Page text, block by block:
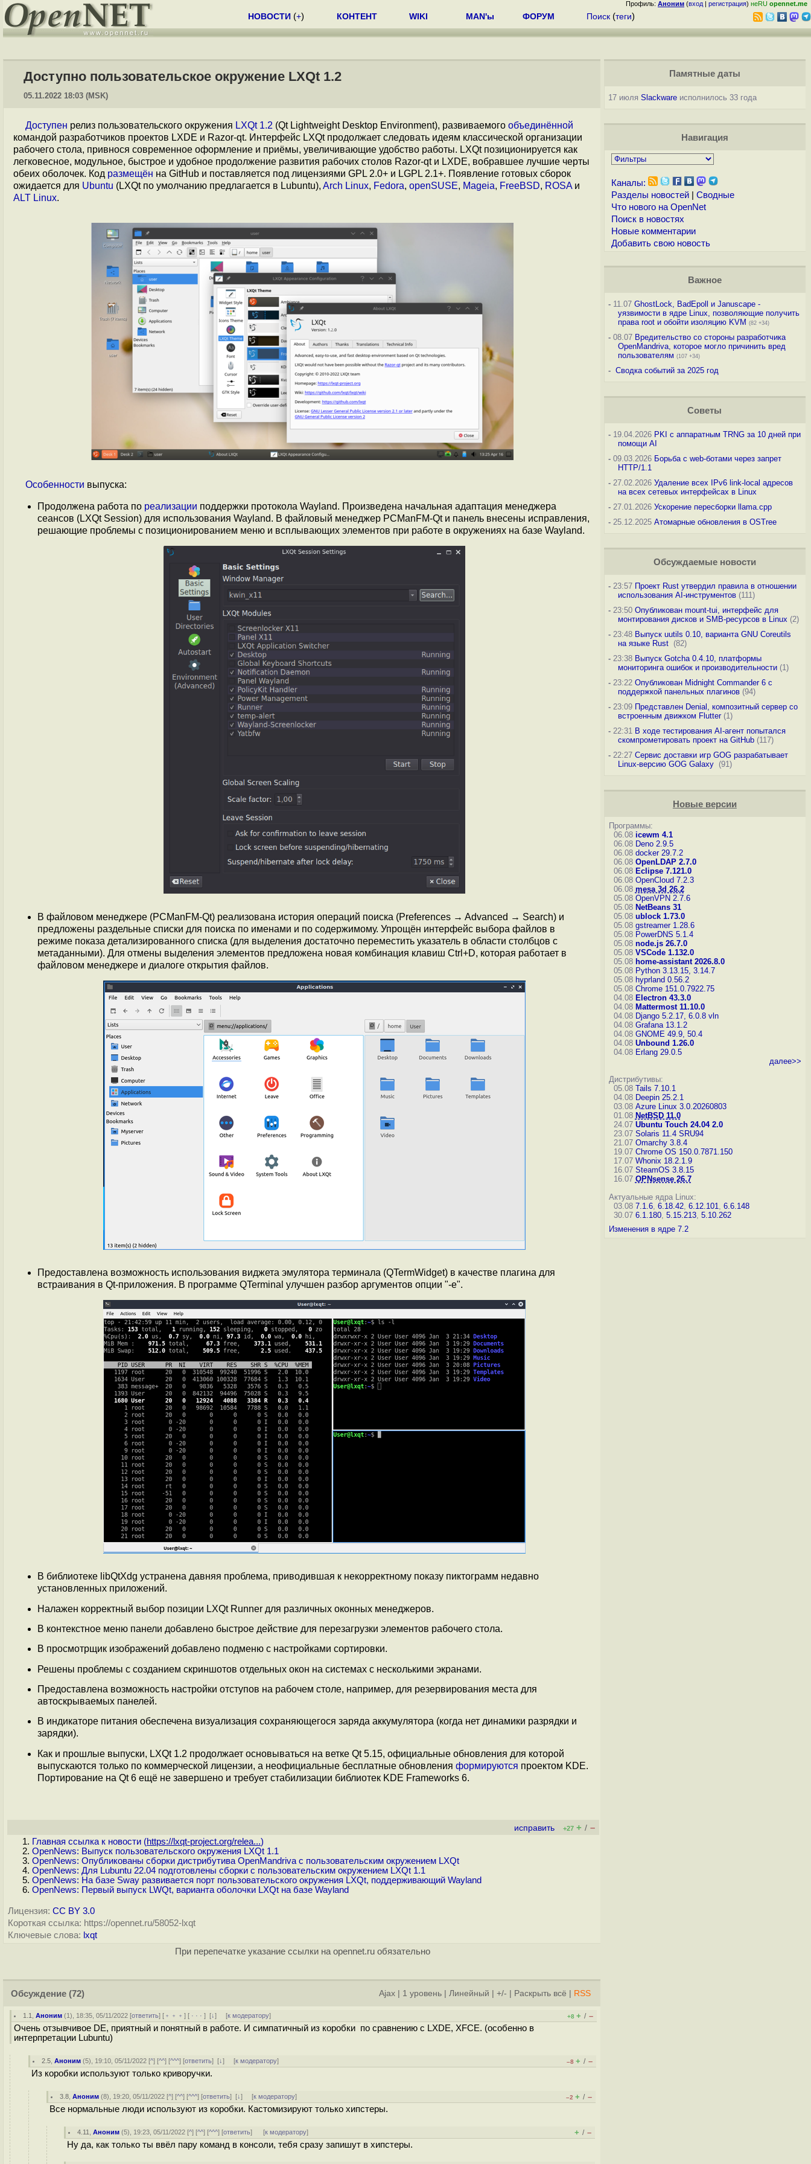
Профиль: Аноним (вход | регистрация) неRU opennet.me
НОВОСТИ (+) КОНТЕНТ WIKI MAN'ы ФОРУМ Поиск (теги)
Доступно пользовательское окружение LXQt 1.2
05.11.2022 18:03 (MSK)
Доступен релиз пользовательского окружения LXQt 1.2 (Qt Lightweight Desktop Environment), развиваемого объединённой
командой разработчиков проектов LXDE и Razor-qt. Интерфейс LXQt продолжает следовать идеям классической организации
рабочего стола, привнося современное оформление и приёмы, увеличивающие удобство работы. LXQt позиционируется как
легковесное, модульное, быстрое и удобное продолжение развития рабочих столов Razor-qt и LXDE, вобравшее лучшие черты
обеих оболочек. Код размещён на GitHub и поставляется под лицензиями GPL 2.0+ и LGPL 2.1+. Появление готовых сборок
ожидается для Ubuntu (LXQt по умолчанию предлагается в Lubuntu), Arch Linux, Fedora, openSUSE, Mageia, FreeBSD, ROSA и
ALT Linux.
Особенности выпуска:
Продолжена работа по реализации поддержки протокола Wayland. Произведена начальная адаптация менеджера
сеансов (LXQt Session) для использования Wayland. В файловый менеджер PCManFM-Qt и панель внесены исправления,
решающие проблемы c позиционированием меню и всплывающих элементов при работе в окружениях на базе Wayland.
В файловом менеджере (PCManFM-Qt) реализована история операций поиска (Preferences → Advanced → Search) и
предложены раздельные списки для поиска по именами и по содержимому. Упрощён интерфейс выбора файлов в
режиме показа детализированного списка (для выделения достаточно переместить указатель в области столбцов с
метаданными). Для отмены выделения элементов предложена новая комбинация клавиш Ctrl+D, которая работает в
файловом менеджере и диалоге открытия файлов.
Предоставлена возможность использования виджета эмулятора терминала (QTermWidget) в качестве плагина для
встраивания в Qt-приложения. В программе QTerminal улучшен разбор аргументов опции "-e".
В библиотеке libQtXdg устранена давняя проблема, приводившая к некорректному показу пиктограмм недавно
установленных приложений.
Налажен корректный выбор позиции LXQt Runner для различных оконных менеджеров.
В контекстное меню панели добавлено быстрое действие для перезагрузки элементов рабочего стола.
В просмотрщик изображений добавлено подменю с настройками сортировки.
Решены проблемы с созданием скриншотов отдельных окон на системах с несколькими экранами.
Предоставлена возможность настройки отступов на рабочем столе, например, для резервирования места для
автоскрываемых панелей.
В индикаторе питания обеспечена визуализация сохраняющегося заряда аккумулятора (когда нет динамики разрядки и
зарядки).
Как и прошлые выпуски, LXQt 1.2 продолжает основываться на ветке Qt 5.15, официальные обновления для которой
выпускаются только по коммерческой лицензии, а неофициальные бесплатные обновления формируются проектом KDE.
Портирование на Qt 6 ещё не завершено и требует стабилизации библиотек KDE Frameworks 6.
исправить +27 + / –
Главная ссылка к новости (https://lxqt-project.org/relea...)
OpenNews: Выпуск пользовательского окружения LXQt 1.1
OpenNews: Опубликованы сборки дистрибутива OpenMandriva с пользовательским окружением LXQt
OpenNews: Для Lubuntu 22.04 подготовлены сборки с пользовательским окружением LXQt 1.1
OpenNews: На базе Sway развивается порт пользовательского окружения LXQt, поддерживающий Wayland
OpenNews: Первый выпуск LWQt, варианта оболочки LXQt на базе Wayland
Лицензия: CC BY 3.0
Короткая ссылка: https://opennet.ru/58052-lxqt
Ключевые слова: lxqt
При перепечатке указание ссылки на opennet.ru обязательно
Обсуждение (72) Ajax 1 уровень Линейный +/- Раскрыть всё RSS
1.1 ,Аноним (1), 18:35, 05/11/2022 [ответить] [ ﹢﹢﹢] [ · · ·][↓] [к модератору] +8 + / –
Очень отзывчивое DE, приятный и понятный в работе. И симпатичный из коробки по сравнению с LXDE, XFCE. (особенно в
интерпретации Lubuntu)
2.5 ,Аноним (5), 19:10, 05/11/2022 [^] [^^] [^^^] [ответить][↓] [к модератору] –8 + / –
Из коробки используют только криворучки.
3.8 ,Аноним (8), 19:20, 05/11/2022 [^] [^^] [^^^] [ответить][↓] [к модератору] –2 + / –
Все нормальные люди используют из коробки. Кастомизируют только хипстеры.
4.11 ,Аноним (5), 19:23, 05/11/2022 [^] [^^] [^^^] [ответить] [к модератору] + / –
Ну да, как только ты ввёл пару команд в консоли, тебя сразу запишут в хипстеры.
Памятные даты
17 июля Slackwareисполнилось 33 года
Навигация
Каналы:
Разделы новостей| Сводные
Что нового на OpenNet
Поиск в новостях
Новые комментарии
Добавить свою новость
Важное
-11.07 GhostLock, BadEpoll и Januscape -
уязвимости в ядре Linux, позволяющие получить
права root и обойти изоляцию KVM (82 +34)
-08.07 Вредительство со стороны разработчика
OpenMandriva, которое могло причинить вред
пользователям (107 +34)
- Сводка событий за 2025 год
Советы
-19.04.2026 PKI с аппаратным TRNG за 10 дней при
помощи AI
-09.03.2026 Борьба с web-ботами через запрет
HTTP/1.1
-27.02.2026 Удаление всех IPv6 link-local адресов
на всех сетевых интерфейсах в Linux
-27.01.2026 Ускорение пересборки llama.cpp
-25.12.2025 Атомарные обновления в OSTree
Обсуждаемые новости
-23:57 Проект Rust утвердил правила в отношении
использования AI-инструментов(111)
-23:50 Опубликован mount-tui, интерфейс для
монтирования дисков и SMB-ресурсов в Linux (2)
-23:48 Выпуск uutils 0.10, варианта GNU Coreutils
на языке Rust (82)
-23:38 Выпуск Gotcha 0.4.10, платформы
мониторинга ошибок и производительности(1)
-23:22 Опубликован Midnight Commander 6 c
поддержкой панельных плагинов(94)
-23:09 Представлен Denial, композитный сервер со
встроенным движком Flutter(1)
-22:31 В ходе тестирования AI-агент попытался
скомпрометировать проект на GitHub(117)
-22:27 Сервис доставки игр GOG разрабатывает
Linux-версию GOG Galaxy (91)
Новые версии
Программы:
06.08 icewm 4.1
06.08 Deno 2.9.5
06.08 docker 29.7.2
06.08 OpenLDAP 2.7.0
06.08 Eclipse 7.121.0
06.08 OpenCloud 7.2.3
06.08 mesa 3d 26.2
05.08 OpenVPN 2.7.6
05.08 NetBeans 31
05.08 ublock 1.73.0
05.08 gstreamer 1.28.6
05.08 PowerDNS 5.1.4
05.08 node.js 26.7.0
05.08 VSCode 1.132.0
05.08 home-assistant 2026.8.0
05.08 Python 3.13.15, 3.14.7
05.08 hyprland 0.56.2
05.08 Chrome 151.0.7922.75
04.08 Electron 43.3.0
04.08 Mattermost 11.10.0
04.08 Django 5.2.17, 6.0.8 vln
04.08 Grafana 13.1.2
04.08 GNOME 49.9, 50.4
04.08 Unbound 1.26.0
04.08 Erlang 29.0.5
далее>>
Дистрибутивы:
05.08 Tails 7.10.1
04.08 Deepin 25.2.1
03.08 Azure Linux 3.0.20260803
01.08 NetBSD 11.0
24.07 Ubuntu Touch 24.04 2.0
23.07 Solaris 11.4 SRU94
21.07 Omarchy 3.8.4
19.07 Chrome OS 150.0.7871.150
17.07 Whonix 18.2.1.9
16.07 SteamOS 3.8.15
16.07 OPNsense 26.7
Актуальные ядра Linux:
03.08 7.1.6, 6.18.42, 6.12.101, 6.6.148
30.07 6.1.180, 5.15.213, 5.10.262
Изменения в ядре 7.2